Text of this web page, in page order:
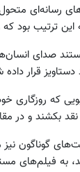
رسانه‌ای
ترتیب بود که
صدای
قرار
که روزگاری
بکشند و در
گوناگون
به فیلم‌های